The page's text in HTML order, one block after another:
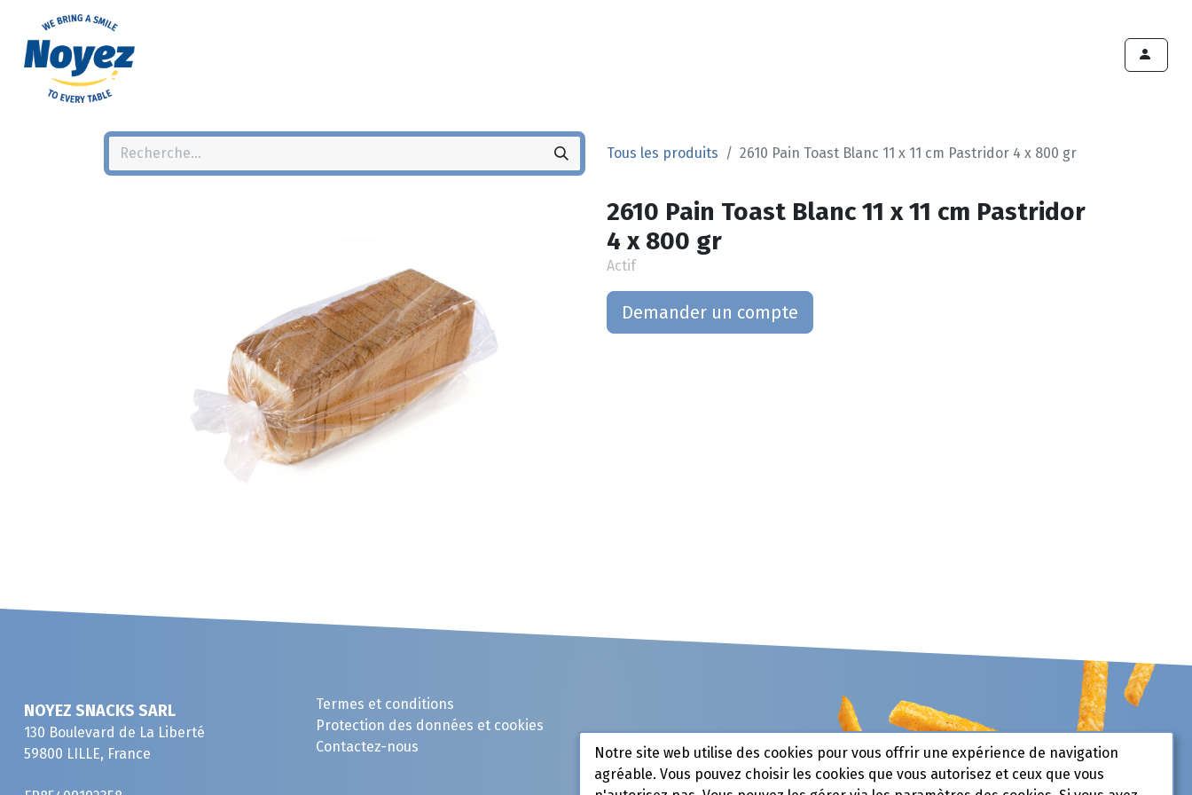
Tous les produits 2610 Pain Toast Blanc 11 x 11 cm Pastridor 4 x 800 gr
2610 Pain Toast Blanc 11 x 11 cm Pastridor
4 x 800 gr
Actif
Demander un compte
NOYEZ SNACKS SARL
130 Boulevard de La Liberté
59800 LILLE, France
Termes et conditions
Protection des données et cookies
Contactez-nous
Notre site web utilise des cookies pour vous offrir une expérience de navigation
agréable. Vous pouvez choisir les cookies que vous autorisez et ceux que vous